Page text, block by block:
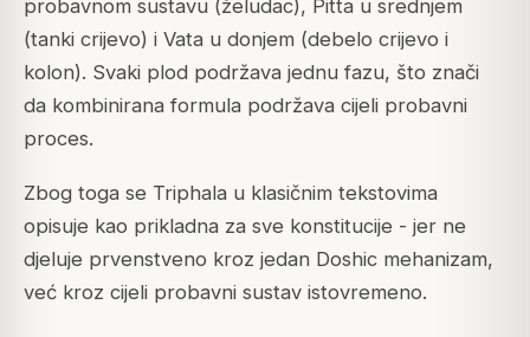
probavnom sustavu (želudac), Pitta u srednjem
(tanki crijevo) i Vata u donjem (debelo crijevo i
kolon). Svaki plod podržava jednu fazu, što znači
da kombinirana formula podržava cijeli probavni
proces.
Zbog toga se Triphala u klasičnim tekstovima
opisuje kao prikladna za sve konstitucije - jer ne
djeluje prvenstveno kroz jedan Doshic mehanizam,
već kroz cijeli probavni sustav istovremeno.